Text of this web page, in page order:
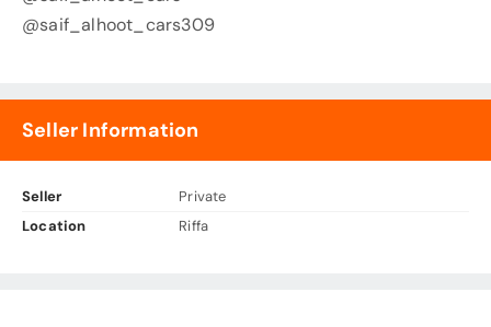
@saif_alhoot_cars309
Seller Information
Seller
Private
Location
Riffa